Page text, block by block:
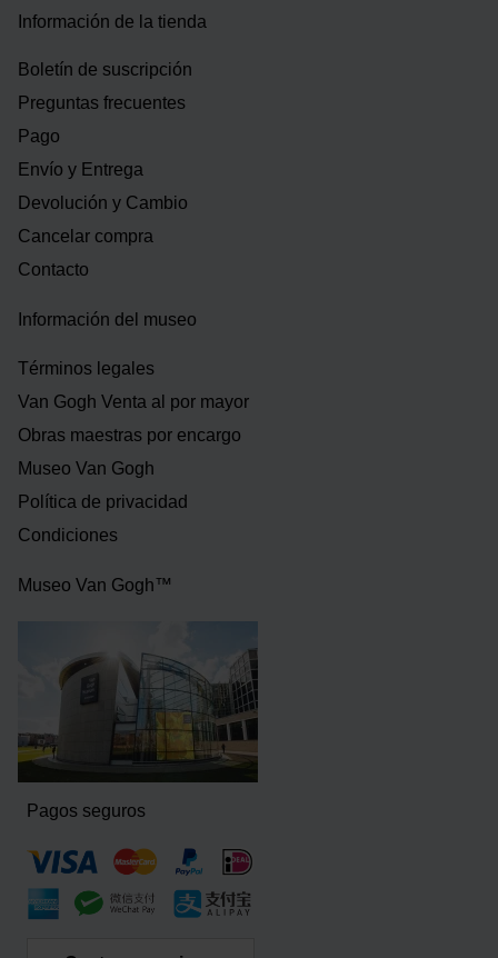
Información de la tienda
Boletín de suscripción
Preguntas frecuentes
Pago
Envío y Entrega
Devolución y Cambio
Cancelar compra
Contacto
Información del museo
Términos legales
Van Gogh Venta al por mayor
Obras maestras por encargo
Museo Van Gogh
Política de privacidad
Condiciones
Museo Van Gogh™
Pagos seguros